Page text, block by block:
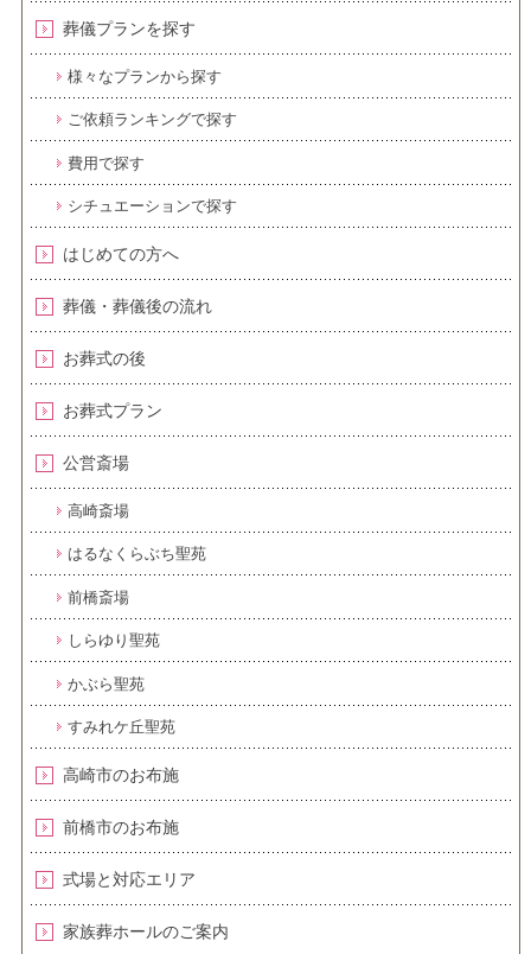
葬儀プランを探す
様々なプランから探す
ご依頼ランキングで探す
費用で探す
シチュエーションで探す
はじめての方へ
葬儀・葬儀後の流れ
お葬式の後
お葬式プラン
公営斎場
高崎斎場
はるなくらぶち聖苑
前橋斎場
しらゆり聖苑
かぶら聖苑
すみれケ丘聖苑
高崎市のお布施
前橋市のお布施
式場と対応エリア
家族葬ホールのご案内